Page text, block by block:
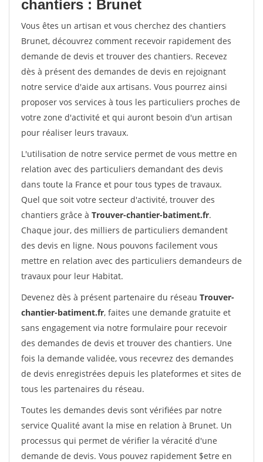
chantiers : Brunet
Vous êtes un artisan et vous cherchez des chantiers
Brunet, découvrez comment recevoir rapidement des
demande de devis et trouver des chantiers. Recevez
dès à présent des demandes de devis en rejoignant
notre service d'aide aux artisans. Vous pourrez ainsi
proposer vos services à tous les particuliers proches de
votre zone d'activité et qui auront besoin d'un artisan
pour réaliser leurs travaux.
L'utilisation de notre service permet de vous mettre en
relation avec des particuliers demandant des devis
dans toute la France et pour tous types de travaux.
Quel que soit votre secteur d'activité, trouver des
chantiers grâce à Trouver-chantier-batiment.fr.
Chaque jour, des milliers de particuliers demandent
des devis en ligne. Nous pouvons facilement vous
mettre en relation avec des particuliers demandeurs de
travaux pour leur Habitat.
Devenez dès à présent partenaire du réseau Trouver-
chantier-batiment.fr, faites une demande gratuite et
sans engagement via notre formulaire pour recevoir
des demandes de devis et trouver des chantiers. Une
fois la demande validée, vous recevrez des demandes
de devis enregistrées depuis les plateformes et sites de
tous les partenaires du réseau.
Toutes les demandes devis sont vérifiées par notre
service Qualité avant la mise en relation à Brunet. Un
processus qui permet de vérifier la véracité d'une
demande de devis. Vous pouvez rapidement $etre en